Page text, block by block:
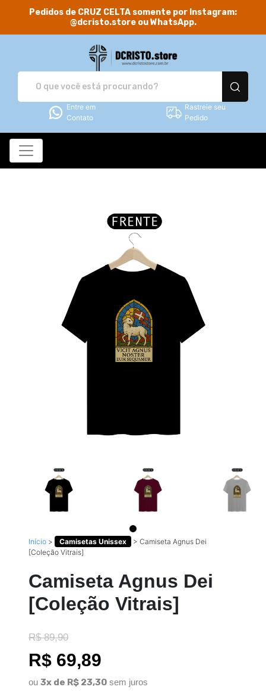
Pedidos de CRUZ CELTA somente por Instagram:
@dcristo.store ou WhatsApp.
Entre em
Contato
Rastreie seu
Pedido
Início > Camisetas Unissex > Camiseta Agnus Dei
[Coleção Vitrais]
Camiseta Agnus Dei
[Coleção Vitrais]
R$ 89,90
R$ 69,89
ou 3x de R$ 23,30 sem juros